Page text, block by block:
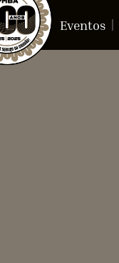
Eventos